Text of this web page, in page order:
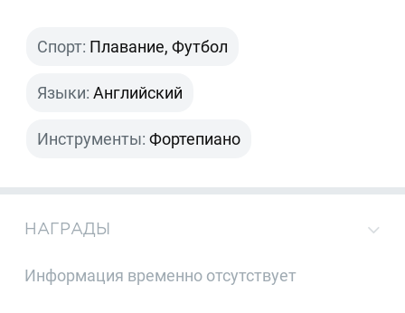
Спорт: Плавание, Футбол
Языки: Английский
Инструменты: Фортепиано
НАГРАДЫ
Информация временно отсутствует